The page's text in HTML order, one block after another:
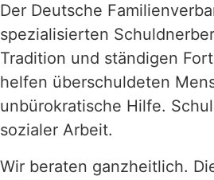
Der Deutsche
spezialisierten
Tradition und ständigen
helfen überschuldeten
unbürokratische Hilfe.
sozialer Arbeit.
Wir beraten ganzheitlich.